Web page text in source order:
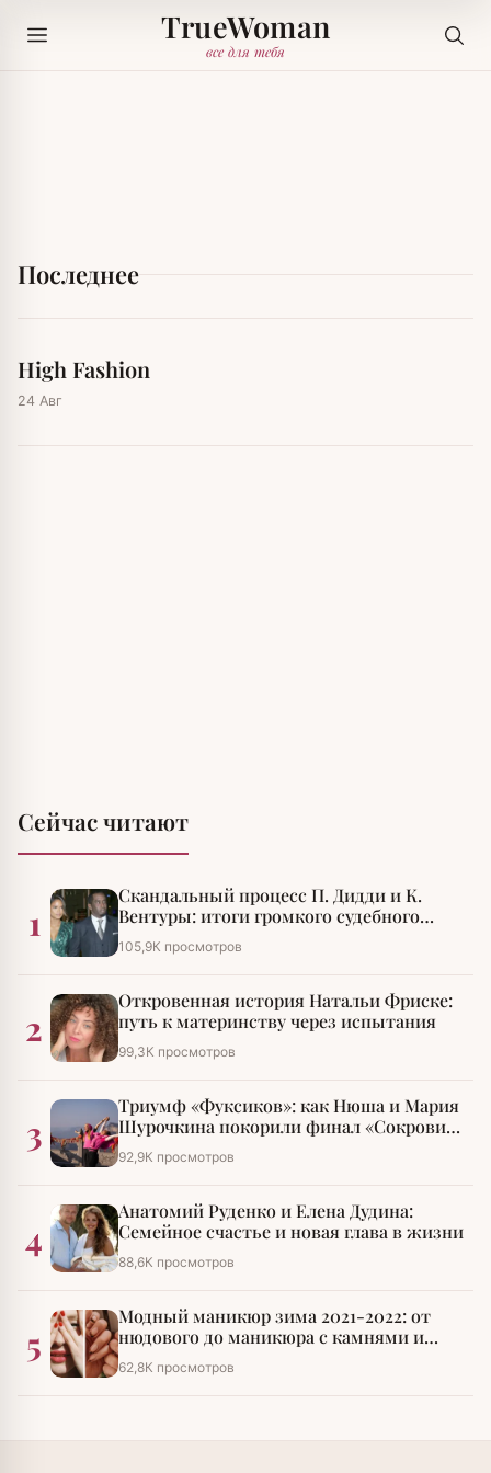
TrueWoman
все для тебя
Последнее
High Fashion
24 Авг
Сейчас читают
1
Скандальный процесс П. Дидди и К.
Вентуры: итоги громкого судебного
разбирательства
105,9К просмотров
2
Откровенная история Натальи Фриске:
путь к материнству через испытания
99,3К просмотров
3
Триумф «Фуксиков»: как Нюша и Мария
Шурочкина покорили финал «Сокровищ
императора»
92,9К просмотров
4
Анатомий Руденко и Елена Дудина:
Семейное счастье и новая глава в жизни
88,6К просмотров
5
Модный маникюр зима 2021-2022: от
нюдового до маникюра с камнями и
стразами
62,8К просмотров